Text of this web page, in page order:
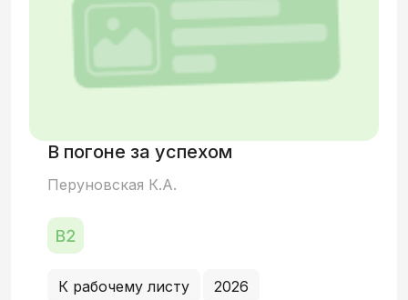
В погоне за успехом
Перуновская К.А.
К рабочему листу 2026